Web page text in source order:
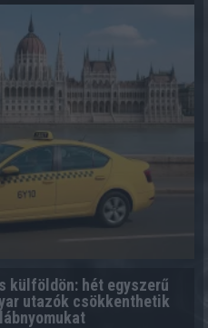
külföldön: hét egyszerű
utazók csökkenthetik